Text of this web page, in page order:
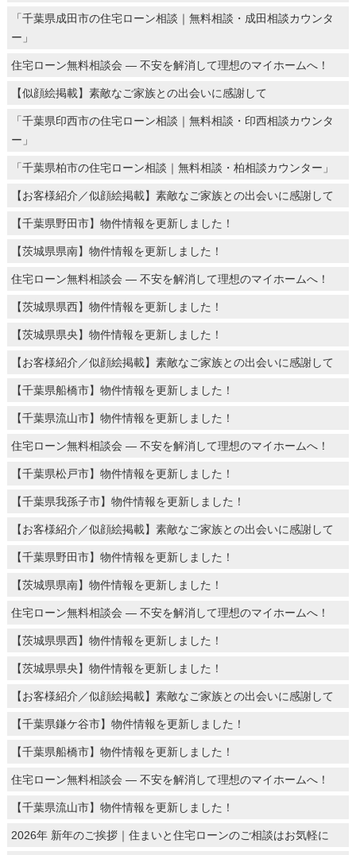
「千葉県成田市の住宅ローン相談｜無料相談・成田相談カウンタ
ー」
住宅ローン無料相談会 ― 不安を解消して理想のマイホームへ！
【似顔絵掲載】素敵なご家族との出会いに感謝して
「千葉県印西市の住宅ローン相談｜無料相談・印西相談カウンタ
ー」
「千葉県柏市の住宅ローン相談｜無料相談・柏相談カウンター」
【お客様紹介／似顔絵掲載】素敵なご家族との出会いに感謝して
【千葉県野田市】物件情報を更新しました！
【茨城県県南】物件情報を更新しました！
住宅ローン無料相談会 ― 不安を解消して理想のマイホームへ！
【茨城県県西】物件情報を更新しました！
【茨城県県央】物件情報を更新しました！
【お客様紹介／似顔絵掲載】素敵なご家族との出会いに感謝して
【千葉県船橋市】物件情報を更新しました！
【千葉県流山市】物件情報を更新しました！
住宅ローン無料相談会 ― 不安を解消して理想のマイホームへ！
【千葉県松戸市】物件情報を更新しました！
【千葉県我孫子市】物件情報を更新しました！
【お客様紹介／似顔絵掲載】素敵なご家族との出会いに感謝して
【千葉県野田市】物件情報を更新しました！
【茨城県県南】物件情報を更新しました！
住宅ローン無料相談会 ― 不安を解消して理想のマイホームへ！
【茨城県県西】物件情報を更新しました！
【茨城県県央】物件情報を更新しました！
【お客様紹介／似顔絵掲載】素敵なご家族との出会いに感謝して
【千葉県鎌ケ谷市】物件情報を更新しました！
【千葉県船橋市】物件情報を更新しました！
住宅ローン無料相談会 ― 不安を解消して理想のマイホームへ！
【千葉県流山市】物件情報を更新しました！
2026年 新年のご挨拶｜住まいと住宅ローンのご相談はお気軽に